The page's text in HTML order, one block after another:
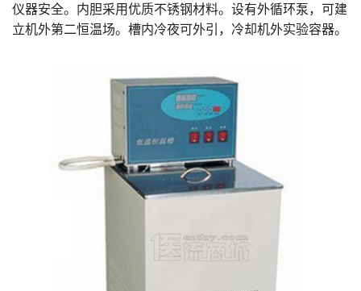
仪器安全。内胆采用优质不锈钢材料。设有外循环泵，可建
立机外第二恒温场。槽内冷夜可外引，冷却机外实验容器。